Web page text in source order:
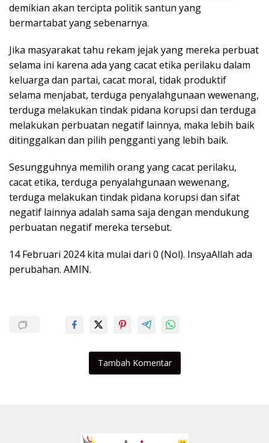
demikian akan tercipta politik santun yang
bermartabat yang sebenarnya.
Jika masyarakat tahu rekam jejak yang mereka perbuat
selama ini karena ada yang cacat etika perilaku dalam
keluarga dan partai, cacat moral, tidak produktif
selama menjabat, terduga penyalahgunaan wewenang,
terduga melakukan tindak pidana korupsi dan terduga
melakukan perbuatan negatif lainnya, maka lebih baik
ditinggalkan dan pilih pengganti yang lebih baik.
Sesungguhnya memilih orang yang cacat perilaku,
cacat etika, terduga penyalahgunaan wewenang,
terduga melakukan tindak pidana korupsi dan sifat
negatif lainnya adalah sama saja dengan mendukung
perbuatan negatif mereka tersebut.
14 Februari 2024 kita mulai dari 0 (Nol). InsyaAllah ada
perubahan. AMIN.
Tambah Komentar